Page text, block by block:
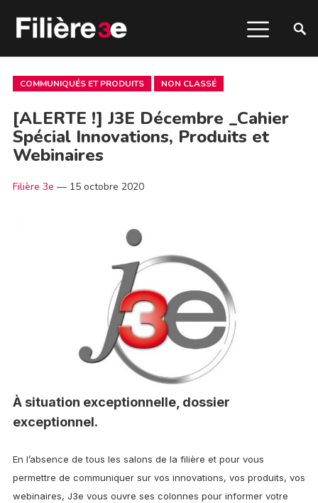
COMMUNIQUÉS ET PRODUITS NON CLASSÉ
[ALERTE !] J3E Décembre _Cahier
Spécial Innovations, Produits et
Webinaires
Filière 3e — 15 octobre 2020
À situation exceptionnelle, dossier
exceptionnel.
En l’absence de tous les salons de la filière et pour vous
permettre de communiquer sur vos innovations, vos produits, vos
webinaires, J3e vous ouvre ses colonnes pour informer votre